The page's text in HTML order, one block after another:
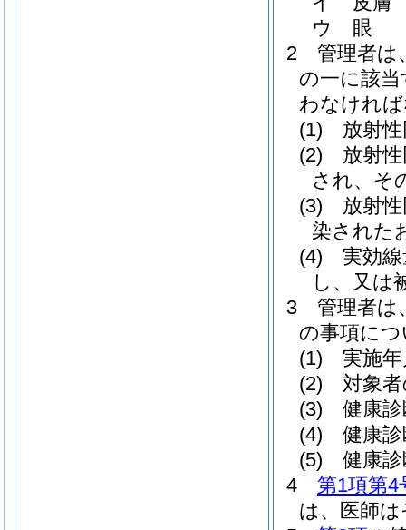
ウ
眼
2
管理者は
の一に該
わなけれ
(1)
放射
(2)
放射
され、そ
(3)
放射
染された
(4)
実効
し、又は
3
管理者は
の事項に
(1)
実施
(2)
対象
(3)
健康
(4)
健康
(5)
健康
4
第1項第4
は、医師